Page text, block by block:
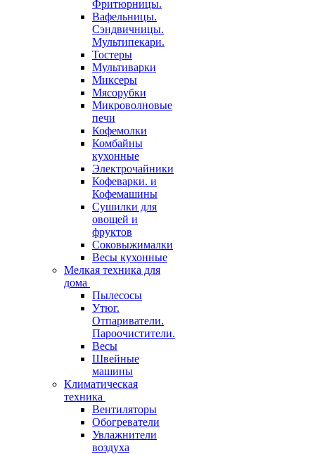
Фритюрницы.
Вафельницы.
Сэндвичницы.
Мультипекари.
Тостеры
Мультиварки
Миксеры
Мясорубки
Микроволновые
печи
Кофемолки
Комбайны
кухонные
Электрочайники
Кофеварки. и
Кофемашины
Сушилки для
овощей и
фруктов
Соковыжималки
Весы кухонные
Мелкая техника для
дома
Пылесосы
Утюг.
Отпариватели.
Пароочистители.
Весы
Швейные
машины
Климатическая
техника
Вентиляторы
Обогреватели
Увлажнители
воздуха